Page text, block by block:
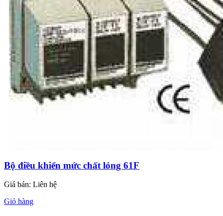
Bộ điều khiển mức chất lỏng 61F
Giá bán: Liên hệ
Giỏ hàng